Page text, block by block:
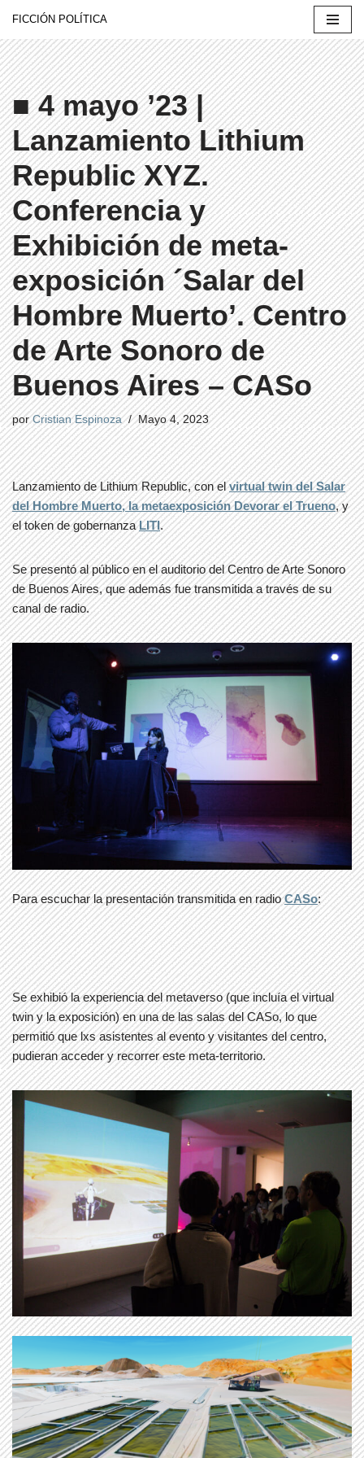
Saltar
al
contenido
FICCIÓN POLÍTICA
■ 4 mayo ’23 |
Lanzamiento Lithium
Republic XYZ.
Conferencia y
Exhibición de meta-
exposición ´Salar del
Hombre Muerto’. Centro
de Arte Sonoro de
Buenos Aires – CASo
porCristian Espinoza Mayo 4, 2023
Lanzamiento de Lithium Republic, con elvirtual twin del Salar
del Hombre Muerto, la metaexposición Devorar el Trueno, y
el token de gobernanzaLITI.
Se presentó al público en el auditorio del Centro de Arte Sonoro
de Buenos Aires, que además fue transmitida a través de su
canal de radio.
Para escuchar la presentación transmitida en radioCASo:
Se exhibió la experiencia del metaverso (que incluía el virtual
twin y la exposición) en una de las salas del CASo, lo que
permitió que lxs asistentes al evento y visitantes del centro,
pudieran acceder y recorrer este meta-territorio.